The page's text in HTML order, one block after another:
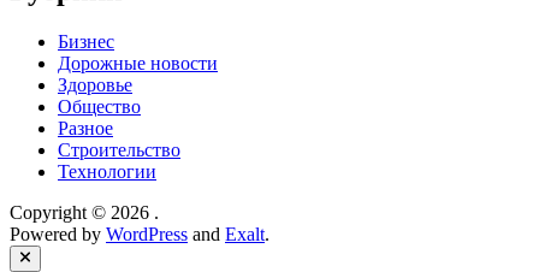
Бизнес
Дорожные новости
Здоровье
Общество
Разное
Строительство
Технологии
Copyright © 2026 .
Powered by WordPress and Exalt.
Close